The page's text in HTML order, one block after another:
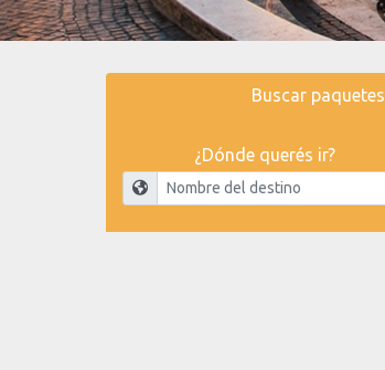
Buscar paquetes
¿Dónde querés ir?